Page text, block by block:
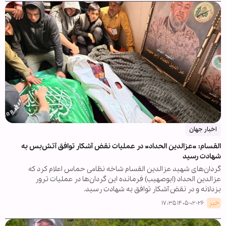
اخبار جهان
القسام: «عزالدین الحداد» در عملیات نقض آشکار توافق آتش‌بس به
شهادت رسید
گردان‌های شهید عزالدین القسام شاخه نظامی حماس اعلام کرد که
عزالدین الحداد (ابوصهیب) فرمانده این گردان‌ها در عملیات ترور
بزدلانه و در نقض آشکار توافق به شهادت رسید.
خبر ۱۴۰۵-۰۲-۲۶ ۱۷:۳۵